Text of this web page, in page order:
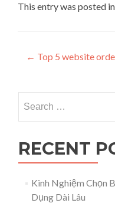
This entry was posted
Post
← Top 5 website
RECENT
Kinh Nghiệm Chọn
Dụng Dài Lâu